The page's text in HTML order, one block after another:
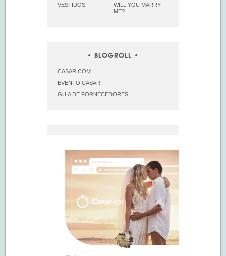
VESTIDOS
WILL YOU MARRY
ME?
BLOGROLL
CASAR.COM
EVENTO CASAR
GUIA DE FORNECEDORES